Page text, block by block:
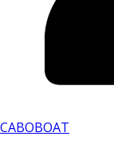
CABOBOAT